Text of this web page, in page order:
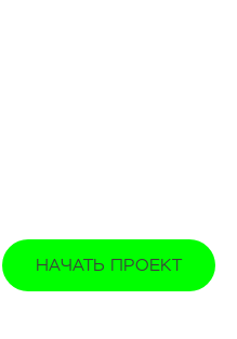
НАЧАТЬ ПРОЕКТ